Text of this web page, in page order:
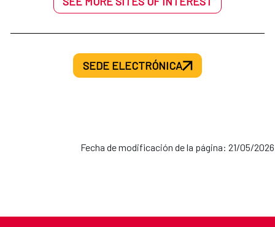
SEDE ELECTRÓNICA
Fecha de modificación de la página: 21/05/2026